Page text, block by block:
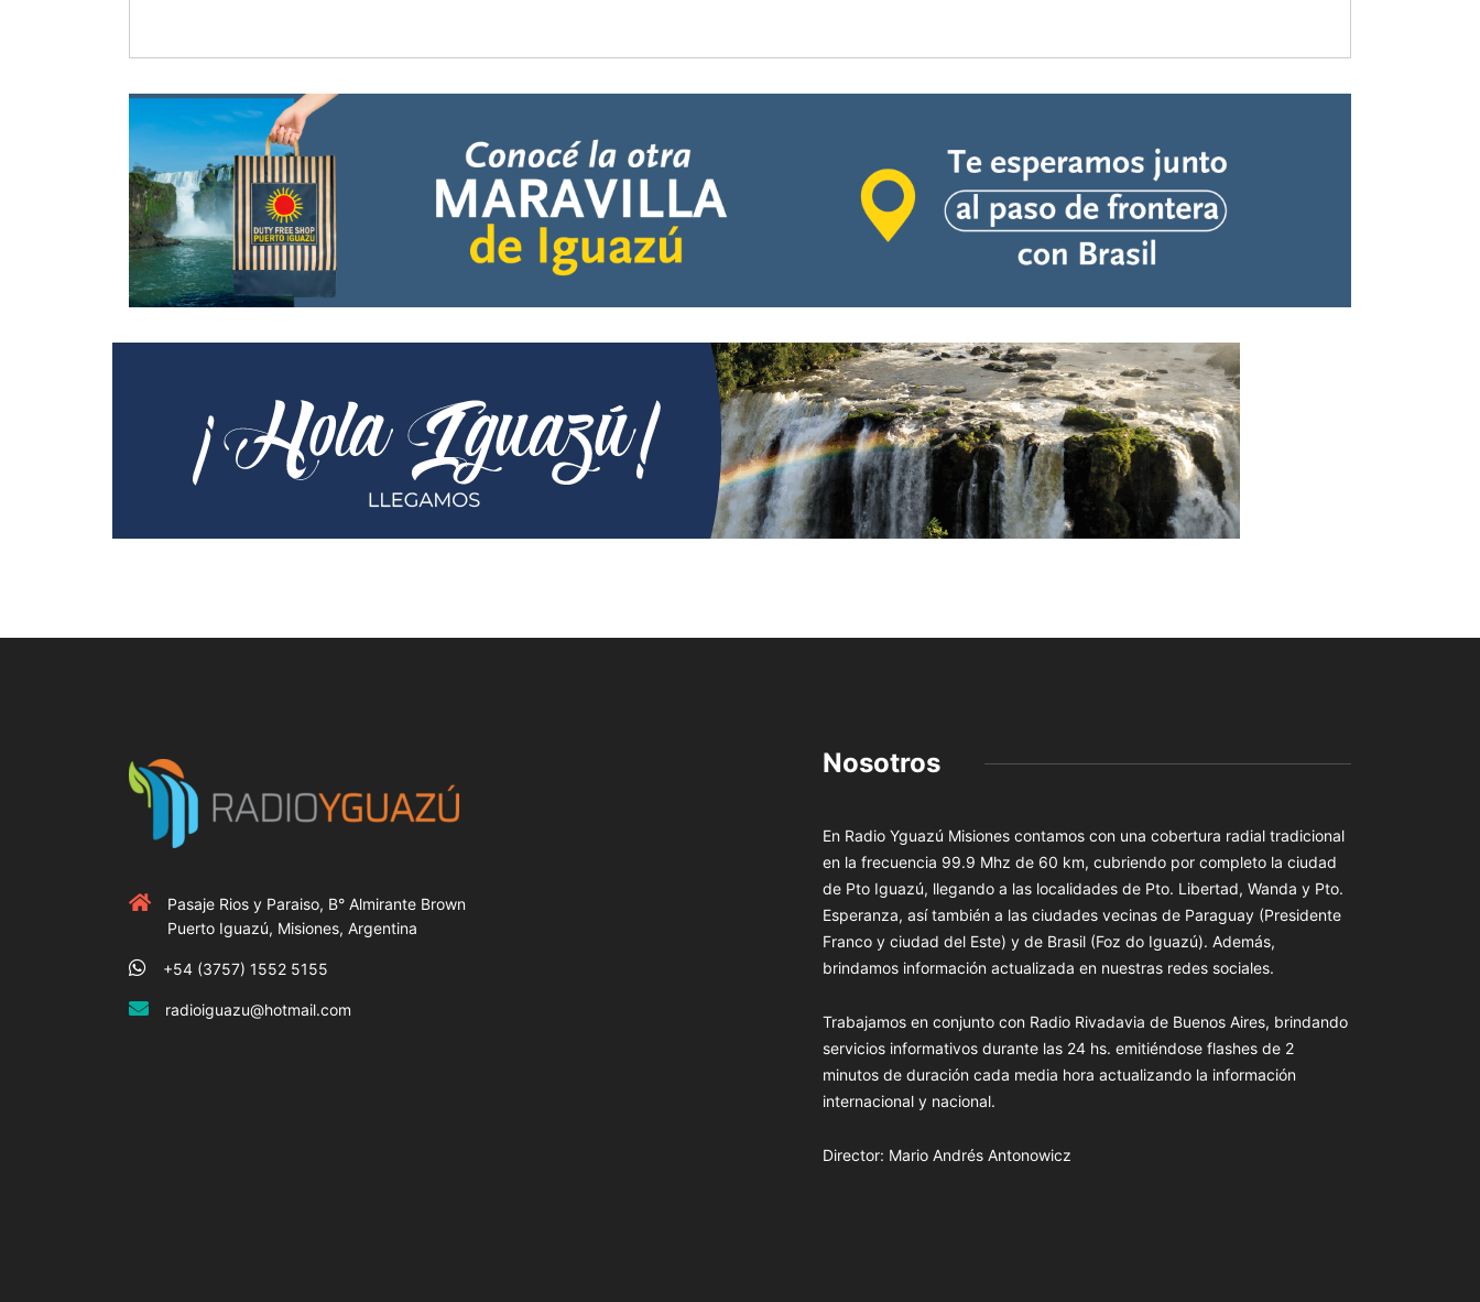
Pasaje Rios y Paraiso, B° Almirante Brown
Puerto Iguazú, Misiones, Argentina
+54 (3757) 1552 5155
radioiguazu@hotmail.com
Nosotros
En Radio Yguazú Misiones contamos con una cobertura radial tradicional
en la frecuencia 99.9 Mhz de 60 km, cubriendo por completo la ciudad
de Pto Iguazú, llegando a las localidades de Pto. Libertad, Wanda y Pto.
Esperanza, así también a las ciudades vecinas de Paraguay (Presidente
Franco y ciudad del Este) y de Brasil (Foz do Iguazú). Además,
brindamos información actualizada en nuestras redes sociales.
Trabajamos en conjunto con Radio Rivadavia de Buenos Aires, brindando
servicios informativos durante las 24 hs. emitiéndose flashes de 2
minutos de duración cada media hora actualizando la información
internacional y nacional.
Director: Mario Andrés Antonowicz